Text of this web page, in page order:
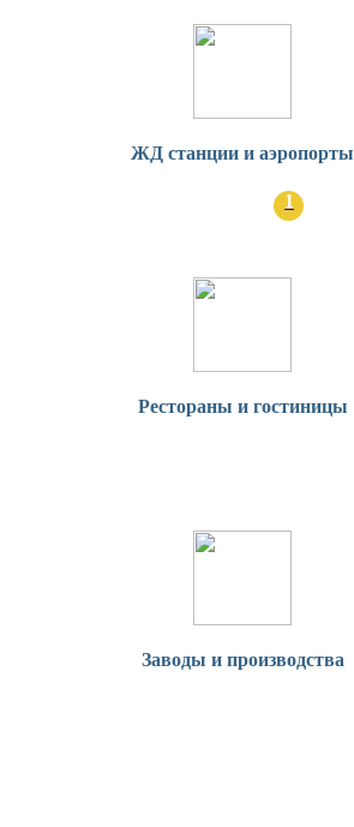
ЖД станции и аэропорты
Рестораны и гостиницы
Заводы и производства
1